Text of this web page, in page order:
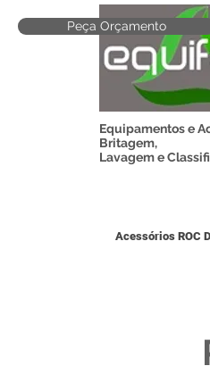
Peça Orçamento
Equipamentos e
Britagem,
Lavagem e
Acessórios ROC